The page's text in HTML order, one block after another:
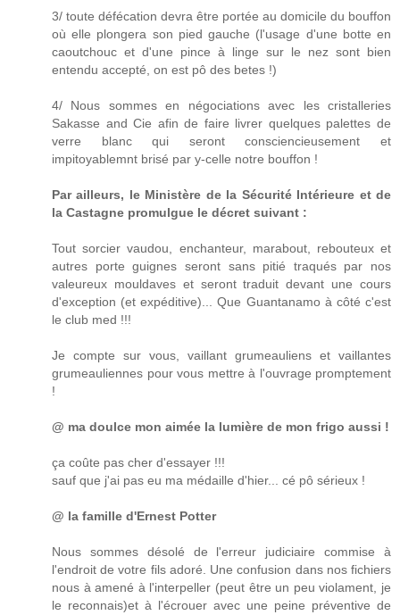
3/ toute défécation devra être portée au domicile du bouffon
où elle plongera son pied gauche (l'usage d'une botte en
caoutchouc et d'une pince à linge sur le nez sont bien
entendu accepté, on est pô des betes !)
4/ Nous sommes en négociations avec les cristalleries
Sakasse and Cie afin de faire livrer quelques palettes de
verre blanc qui seront consciencieusement et
impitoyablemnt brisé par y-celle notre bouffon !
Par ailleurs, le Ministère de la Sécurité Intérieure et de
la Castagne promulgue le décret suivant :
Tout sorcier vaudou, enchanteur, marabout, rebouteux et
autres porte guignes seront sans pitié traqués par nos
valeureux mouldaves et seront traduit devant une cours
d'exception (et expéditive)... Que Guantanamo à côté c'est
le club med !!!
Je compte sur vous, vaillant grumeauliens et vaillantes
grumeauliennes pour vous mettre à l'ouvrage promptement
!
@ ma doulce mon aimée la lumière de mon frigo aussi !
ça coûte pas cher d'essayer !!!
sauf que j'ai pas eu ma médaille d'hier... cé pô sérieux !
@ la famille d'Ernest Potter
Nous sommes désolé de l'erreur judiciaire commise à
l'endroit de votre fils adoré. Une confusion dans nos fichiers
nous à amené à l'interpeller (peut être un peu violament, je
le reconnais)et à l'écrouer avec une peine préventive de